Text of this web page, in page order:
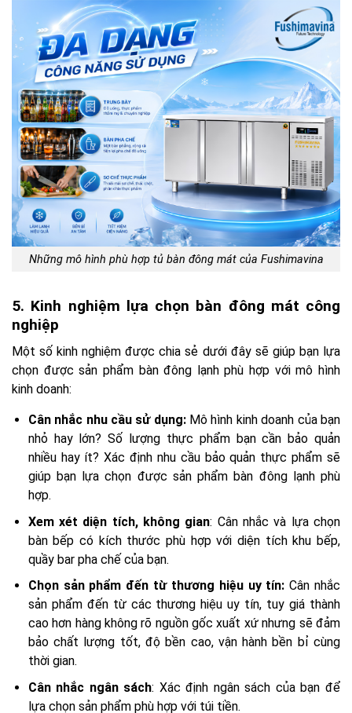
Những mô hình phù hợp tủ bàn đông mát của Fushimavina
5. Kinh nghiệm lựa chọn bàn đông mát công
nghiệp
Một số kinh nghiệm được chia sẻ dưới đây sẽ giúp bạn lựa
chọn được sản phẩm bàn đông lạnh phù hợp với mô hình
kinh doanh:
Cân nhắc nhu cầu sử dụng:Mô hình kinh doanh của bạn
nhỏ hay lớn? Số lượng thực phẩm bạn cần bảo quản
nhiều hay ít? Xác định nhu cầu bảo quản thực phẩm sẽ
giúp bạn lựa chọn được sản phẩm bàn đông lạnh phù
hợp.
Xem xét diện tích, không gian: Cân nhắc và lựa chọn
bàn bếp có kích thước phù hợp với diện tích khu bếp,
quầy bar pha chế của bạn.
Chọn sản phẩm đến từ thương hiệu uy tín: Cân nhắc
sản phẩm đến từ các thương hiệu uy tín, tuy giá thành
cao hơn hàng không rõ nguồn gốc xuất xứ nhưng sẽ đảm
bảo chất lượng tốt, độ bền cao, vận hành bền bỉ cùng
thời gian.
Cân nhắc ngân sách: Xác định ngân sách của bạn để
lựa chọn sản phẩm phù hợp với túi tiền.